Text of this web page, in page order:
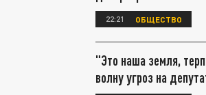
22:21 ОБЩЕСТВО
"Это наша земля,
волну угроз на